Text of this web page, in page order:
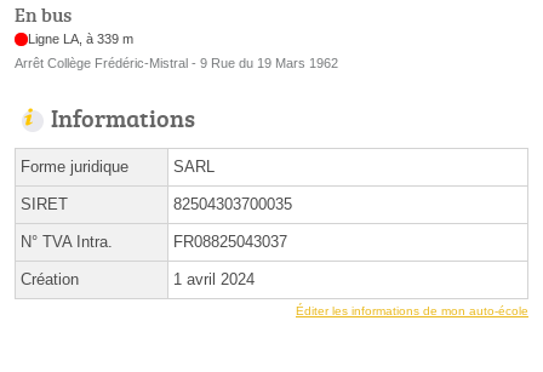
En bus
Ligne LA, à 339 m
Arrêt Collège Frédéric-Mistral - 9 Rue du 19 Mars 1962
Informations
Forme juridique SARL
SIRET 82504303700035
N° TVA Intra. FR08825043037
Création 1 avril 2024
Éditer les informations de mon auto-école